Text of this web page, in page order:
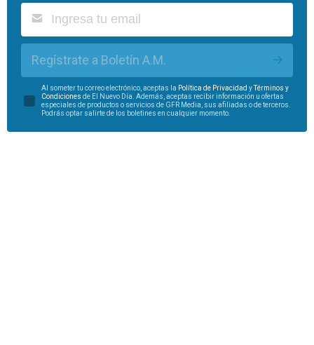
Regístrate a Boletín A.M.
Al someter tu correo electrónico, aceptas la Política de Privacidad yTérminos y
Condiciones de El Nuevo Día. Además, aceptas recibir información u ofertas
especiales de productos o servicios de GFR Media, sus afiliadas o de terceros.
Podrás optar salirte de los boletines en cualquier momento.